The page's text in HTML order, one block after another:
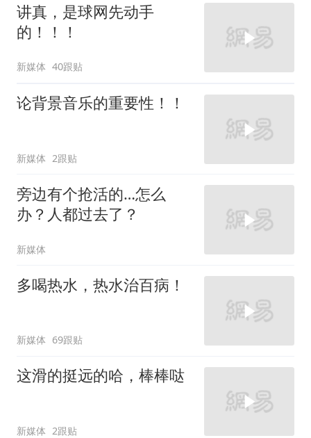
讲真，是球网先动手
的！！！
新媒体 40跟贴
论背景音乐的重要性！！
新媒体 2跟贴
旁边有个抢活的…怎么
办？人都过去了？
新媒体
多喝热水，热水治百病！
新媒体 69跟贴
这滑的挺远的哈，棒棒哒
新媒体 2跟贴